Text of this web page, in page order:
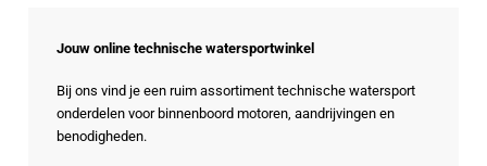
Jouw online technische watersportwinkel
Bij ons vind je een ruim assortiment technische watersport
onderdelen voor binnenboord motoren, aandrijvingen en
benodigheden.